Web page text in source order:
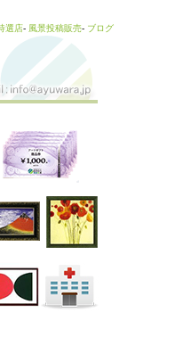
選店- 風景投稿販売- ブログ